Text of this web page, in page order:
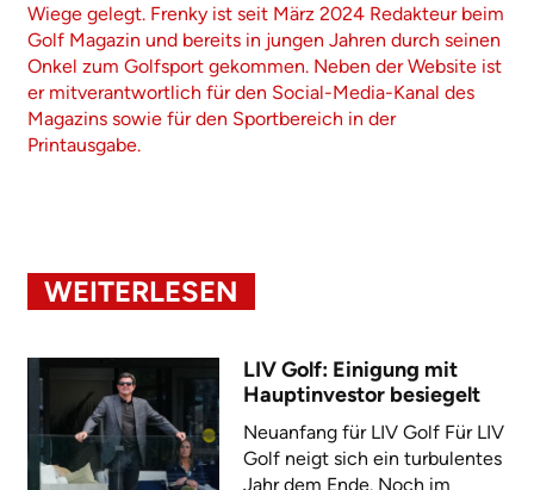
Wiege gelegt. Frenky ist seit März 2024 Redakteur beim
Golf Magazin und bereits in jungen Jahren durch seinen
Onkel zum Golfsport gekommen. Neben der Website ist
er mitverantwortlich für den Social-Media-Kanal des
Magazins sowie für den Sportbereich in der
Printausgabe.
WEITERLESEN
LIV Golf: Einigung mit
Hauptinvestor besiegelt
Neuanfang für LIV Golf Für LIV
Golf neigt sich ein turbulentes
Jahr dem Ende. Noch im